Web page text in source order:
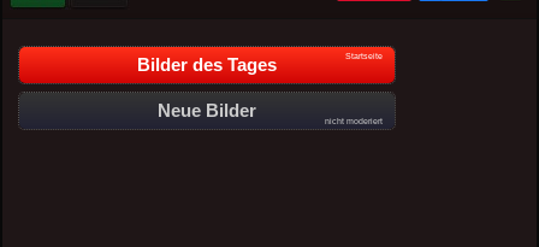
Bilder des Tages Startseite
Neue Bilder
nicht moderiert